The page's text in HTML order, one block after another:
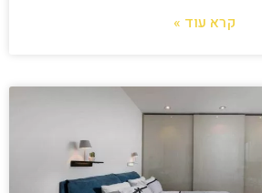
קרא עוד »